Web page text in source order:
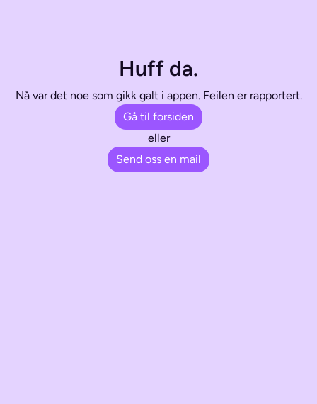
Huff da.
Nå var det noe som gikk galt i appen. Feilen er rapportert.
Gå til forsiden
eller
Send oss en mail